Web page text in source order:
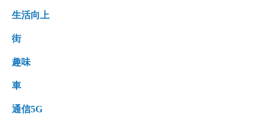
生活向上
街
趣味
車
通信5G